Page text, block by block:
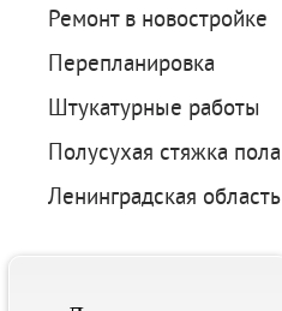
Вперед
Ремонт в новостройке
Перепланировка
Штукатурные работы
Полусухая стяжка пола
Ленинградская область